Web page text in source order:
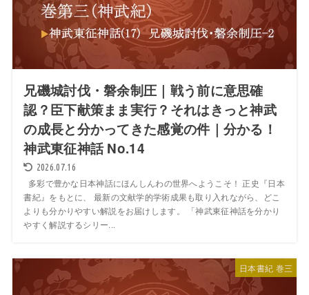
兄磯城討伐・磐余制圧｜戦う前に意思確
認？臣下献策まま実行？それはきっと神武
の成長と分かってきた感覚の件｜分かる！
神武東征神話 No.14
2026.07.16
多彩で豊かな日本神話にほんしんわの世界へようこそ！ 正史『日本
書紀』をもとに、 最新の文献学的学術成果も取り入れながら、どこ
よりも分かりやすい解説をお届けします。 「神武東征神話を分かり
やすく解説するシリー...
日本書紀 巻三